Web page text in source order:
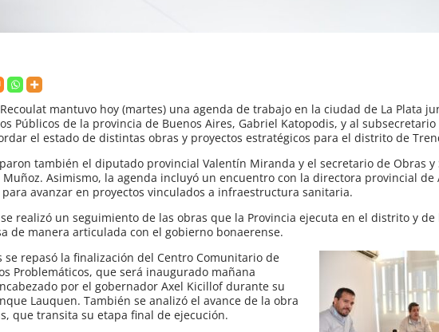
mantuvo hoy (martes) una agenda de trabajo en la ciudad de La Plata
Públicos de la provincia de Buenos Aires, Gabriel Katopodis, y al subsecretario
el estado de distintas obras y proyectos estratégicos para el distrito de
también el diputado provincial Valentín Miranda y el secretario de Obras y
Asimismo, la agenda incluyó un encuentro con la directora provincial de
para avanzar en proyectos vinculados a infraestructura sanitaria.
realizó un seguimiento de las obras que la Provincia ejecuta en el distrito y
de manera articulada con el gobierno bonaerense.
se repasó la finalización del Centro Comunitario de
Problemáticos, que será inaugurado mañana
por el gobernador Axel Kicillof durante su
Lauquen. También se analizó el avance de la obra
que transita su etapa final de ejecución.